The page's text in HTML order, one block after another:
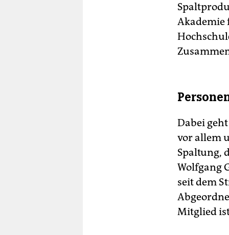
Akademie
Dabei
vor allem
Spaltung,
Wolfgang
seit dem
Mitglied